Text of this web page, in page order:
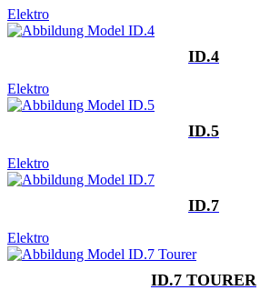
Elektro
ID.4
Elektro
ID.5
Elektro
ID.7
Elektro
ID.7 TOURER